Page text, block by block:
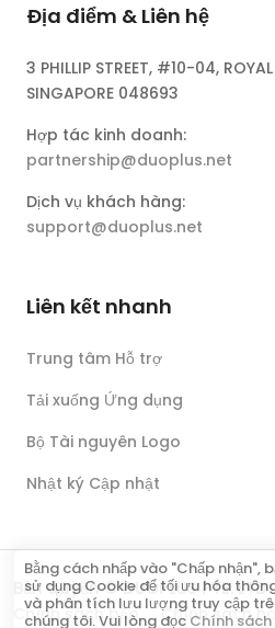
Địa điểm & Liên hệ
3 PHILLIP STREET, #10-04,
SINGAPORE 048693
Hợp tác kinh doanh:
partnership@duoplus.net
Dịch vụ khách hàng:
support@duoplus.net
Liên kết nhanh
Trung tâm Hỗ trợ
Tải xuống Ứng dụng
Bộ Tài nguyên Logo
Nhật ký Cập nhật
Bản quyền © DUOPLUS PTE. LTD.
Chính sách bảo
Chính sách
Bằng cách nhấp vào "Chấp nhận",
sử dụng Cookie để tối ưu hóa
và phân tích lưu lượng truy cập
chúng tôi. Vui lòng đọc Chính